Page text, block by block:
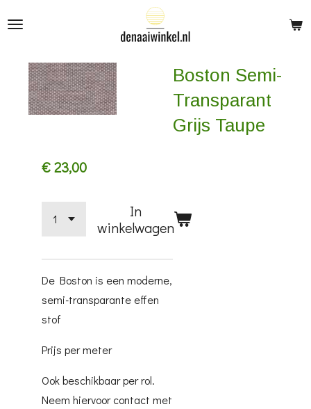
hoofdinhoud
Boston Semi-
Transparant
Grijs Taupe
€ 23,00
In
winkelwagen
De Boston is een moderne,
semi-transparante effen
stof
Prijs per meter
Ook beschikbaar per rol.
Neem hiervoor contact met